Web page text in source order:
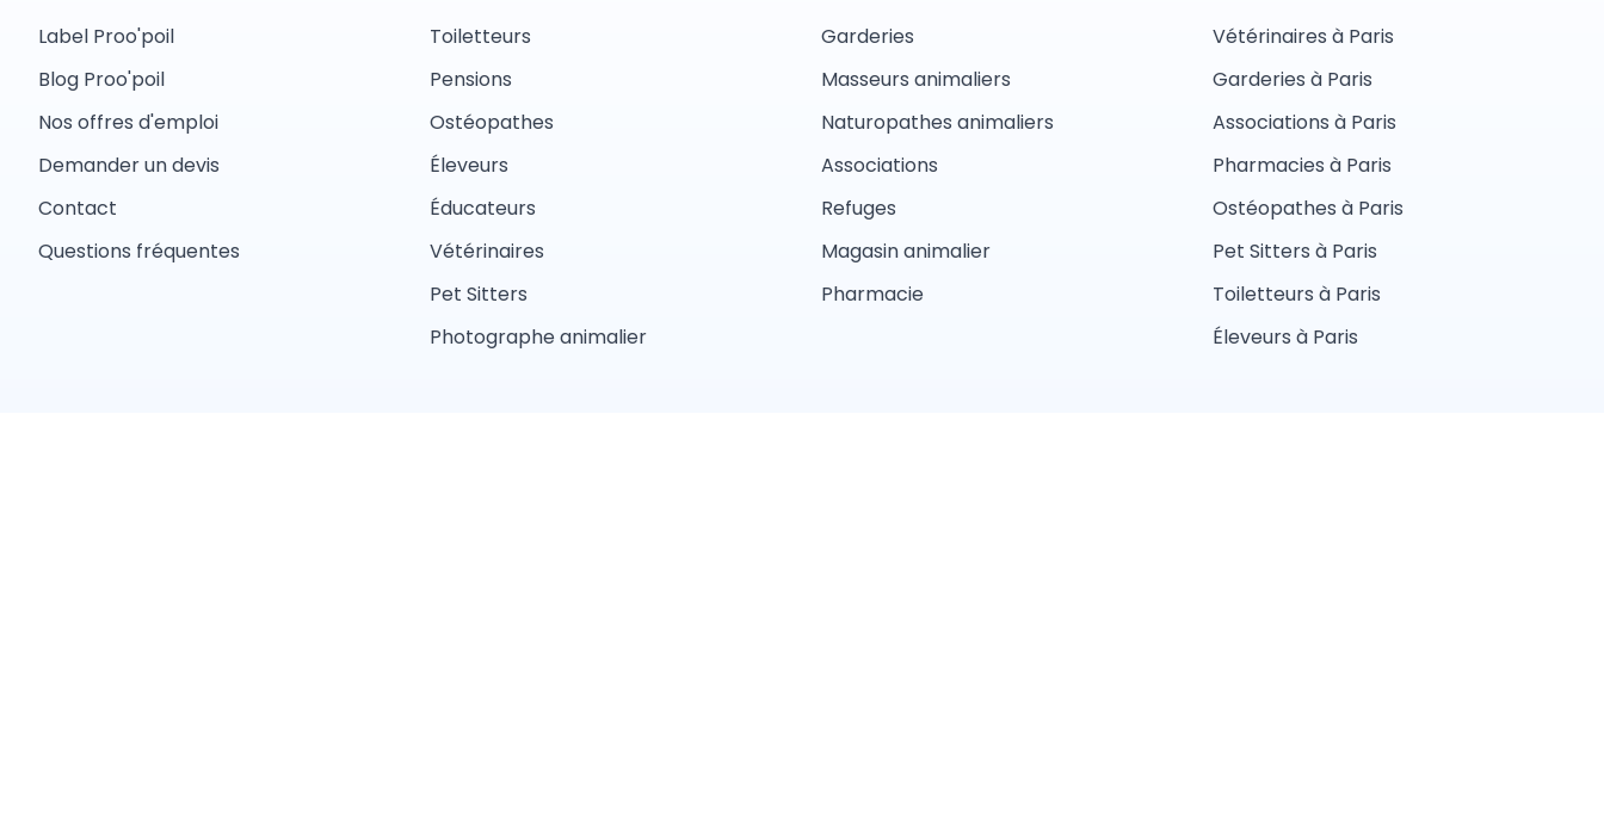
Label Proo'poil
Blog Proo'poil
Nos offres d'emploi
Demander un devis
Contact
Questions fréquentes
Toiletteurs
Pensions
Ostéopathes
Éleveurs
Éducateurs
Vétérinaires
Pet Sitters
Photographe animalier
Garderies
Masseurs animaliers
Naturopathes animaliers
Associations
Refuges
Magasin animalier
Pharmacie
Vétérinaires à Paris
Garderies à Paris
Associations à Paris
Pharmacies à Paris
Ostéopathes à Paris
Pet Sitters à Paris
Toiletteurs à Paris
Éleveurs à Paris